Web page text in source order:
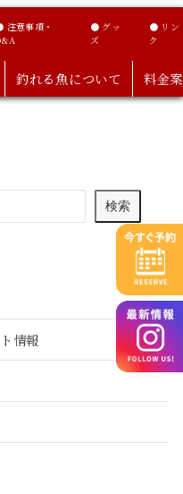
注意事項・
● グッ
ズ
● リン
ク
釣れる魚について 料金
検索
情報